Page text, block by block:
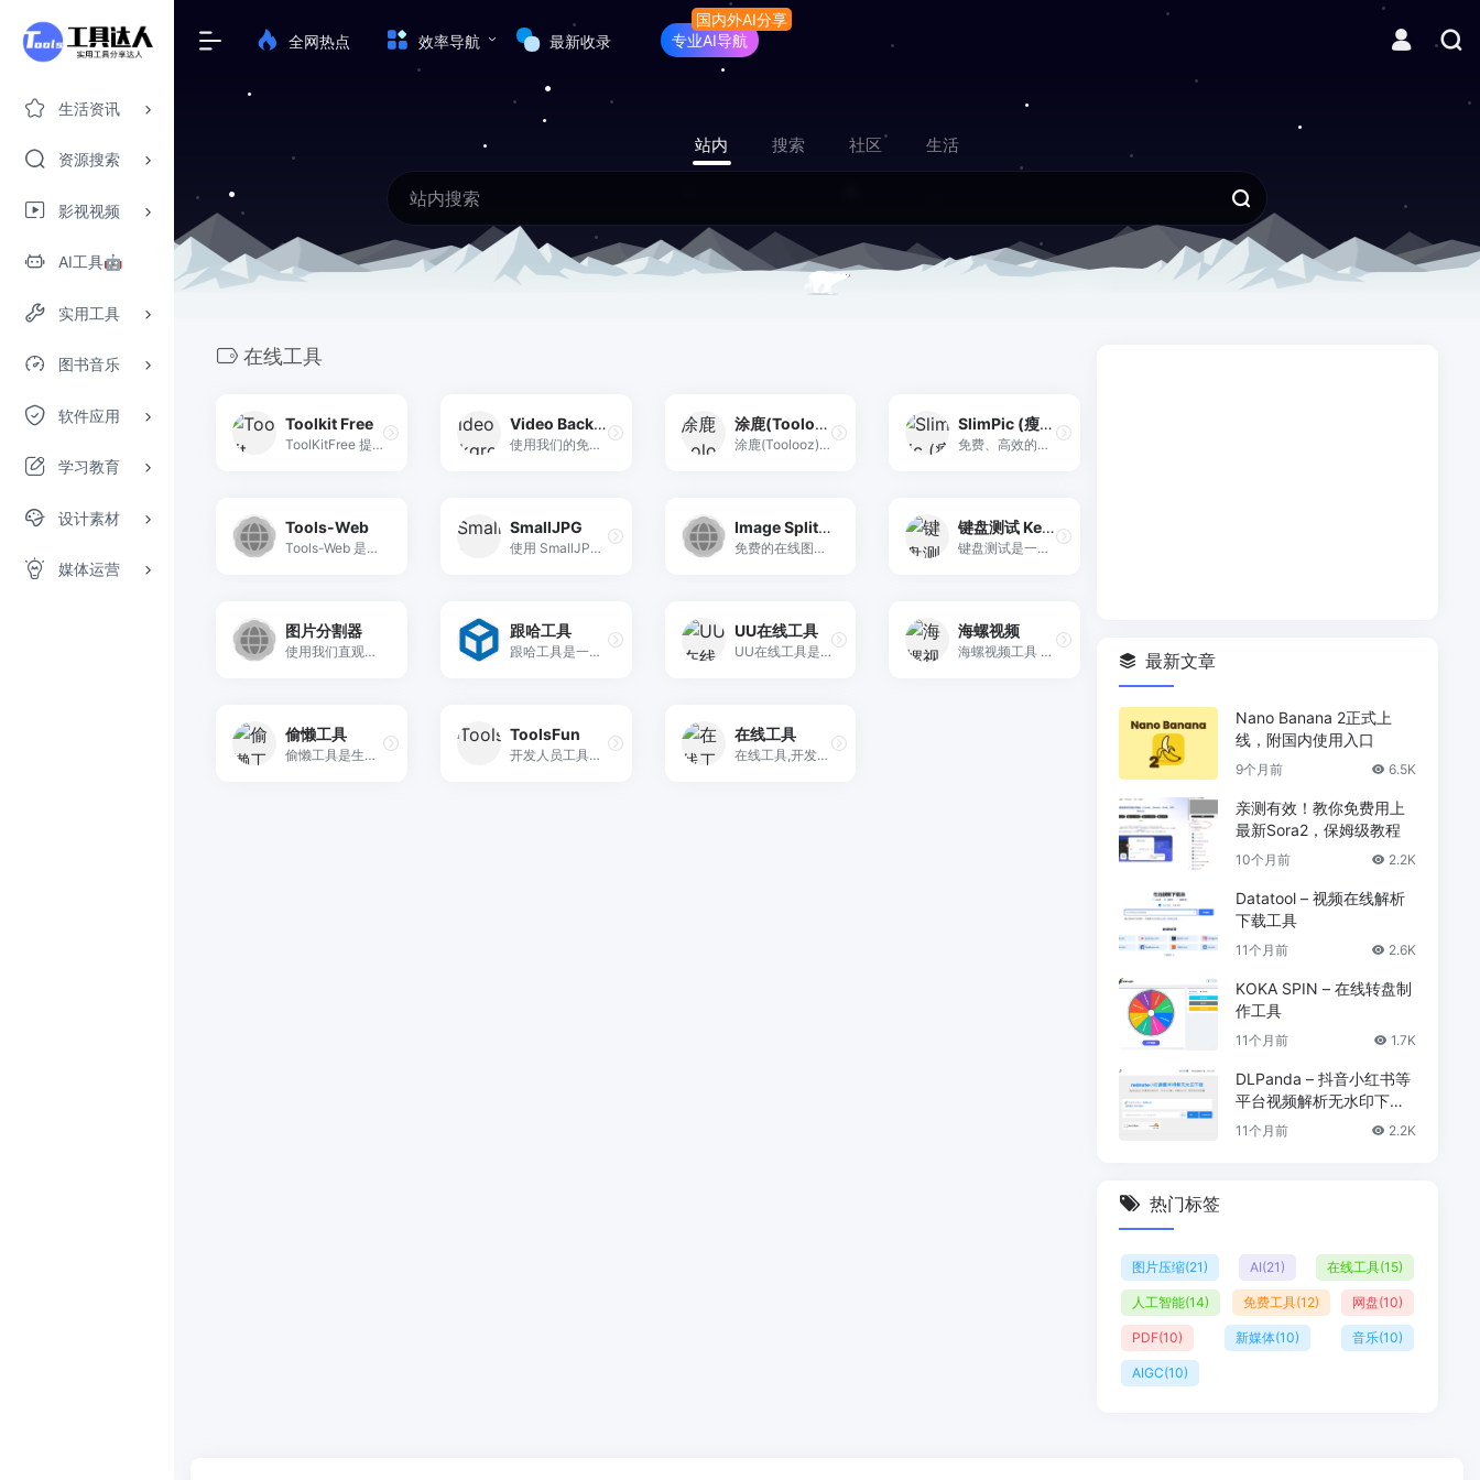
生活资讯
资源搜索
影视视频
AI工具🤖
实用工具
图书音乐
软件应用
学习教育
设计素材
媒体运营
全网热点 效率导航 最新收录 专业AI导航
站内 搜索 社区 生活
在线工具
Toolkit Free
ToolKitFree 提供多种免费的在线工具，涵盖从文件转换到图像编辑等多功能实用工具，无需注册即可使用。
Video Background Remover
使用我们的免费AI背景删除剂删除视频背景。没有水印。在线，轻松，并与Capcut，Canva，Adobe Express等一起使用。
涂鹿(Toolooz)
涂鹿(Toolooz)是一款免费的曲线文字绘制设计工具，让您轻松创建沿任意路径排列的精美文字，适用于标志、海报和创意设计，无需注册即可使用。
SlimPic (瘦图)
免费、高效的浏览器端批量图片压缩工具，支持AVIF、JPEG、JXL、PNG、WebP等多种格式，无需上传，保护隐私，可调节质量设置。
Tools-Web
Tools-Web 是一个简洁高效的轻量级在线工具箱，为用户提供了一系列实用的在线工具，帮助用户快速完成各种常见的任务。
SmallJPG
使用 SmallJPG 在几毫秒内将 JPG 图像压缩为特定的文件大小。非常适合有大小限制的在线门户。立即尝试 SmallJPG！
Image Splitter
免费的在线图像分割工具，轻松将您的图像分割成多个部分。无论是用于设计、教学还是个人项目，我们的工具都提供简单易用的界面，让您快速完成任务。无需下载软件，随时随地在线使用，让图像处理变得高效又便捷。
键盘测试 Key Test
键盘测试是一个免费的在线工具，允许用户通过虚拟键盘诊断自己的键盘性能，支持按键历史记录查看和重置功能，适用于Windows和Mac键盘布局。
图片分割器
使用我们直观的图像分割器工具，可以轻松地将大图像在线分割成较小的部分，以用于社交媒体、网页设计和创意项目。
跟哈工具
跟哈工具是一款功能多样化的免费在线工具网站。包括图片工具、实用查询、教育学习、生活服务、文本工具、信息速查等工具，无需下载安装，即来即用。希望伴随您轻松解决问题，感受到便捷与愉悦。
UU在线工具
UU在线工具是一个免费便捷的在线工具站，无需下载，即来即用，简洁高效，让数据处理更简单和高效。
海螺视频
海螺视频工具 - 创新的AI视频生成器和提示词工具，可以将您的想法转化为精美的AI视频。只需一段文字，即可借助尖端的AI技术，在短时间内创作出引人入胜的视觉作品。现在就用海螺视频释放您的创造力吧。
偷懒工具
偷懒工具是生活、学习、工作的必备工具箱。无需下载登录，在线即开即用，提供了各种方便的生活日用工具、图形图像工具，以及各种数学、单位计算换算工具，还有很多文字文本处理、多媒体和编程开发者常用的工具供您免费使用，为您的工作生活加油添瓦！
ToolsFun
开发人员工具箱，时间戳转换，json格式化，正则表达式，URLEncode，加密解密，Crontab，websocket，md5编码，base64编码，颜色转换，JSON/YAML/XML转换，AES、DES、RSA，数字进制转换，图片压缩，二维码生成，JavaScript格式化压缩，代码差异对比
在线工具
在线工具,开发人员工具,代码格式化、压缩、加密、解密,下载链接转换,json格式化,正则测试工具,favicon在线制作,字帖工具,中文简繁体转换,迅雷下载链接转换,进制转换,二维码,照片压缩,pdf合并
最新文章
Nano Banana 2正式上
线，附国内使用入口
9个月前 6.5K
亲测有效！教你免费用上
最新Sora2，保姆级教程
10个月前 2.2K
Datatool – 视频在线解析
下载工具
11个月前 2.6K
KOKA SPIN – 在线转盘制
作工具
11个月前 1.7K
DLPanda – 抖音小红书等
平台视频解析无水印下载
工具
11个月前 2.2K
热门标签
图片压缩(21) AI(21) 在线工具(15)
人工智能(14) 免费工具(12) 网盘(10)
PDF(10) 新媒体(10) 音乐(10)
AIGC(10)